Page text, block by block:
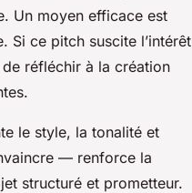
Un moyen efficace est
Si ce pitch suscite l’intérêt
réfléchir à la création
le style, la tonalité et
— renforce la
structuré et prometteur.